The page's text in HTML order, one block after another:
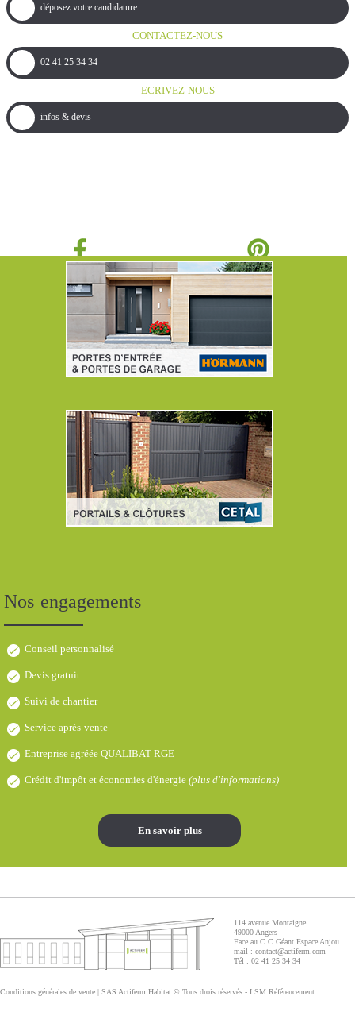
déposez votre candidature
CONTACTEZ-NOUS
02 41 25 34 34
ECRIVEZ-NOUS
infos & devis
Nos engagements
Conseil personnalisé
Devis gratuit
Suivi de chantier
Service après-vente
Entreprise agréée QUALIBAT RGE
Crédit d'impôt et économies d'énergie (plus d'informations)
En savoir plus
114 avenue Montaigne
49000 Angers
Face au C.C Géant Espace Anjou
mail : contact@actiferm.com
Tél : 02 41 25 34 34
Conditions générales de vente | SAS Actiferm Habitat © Tous drois réservés - LSM Référencement